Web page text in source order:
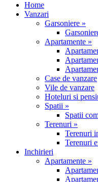
Home
Vanzari
Garsoniere »
Apartamente »
Case de vanzare
Vile de vanzare
Hoteluri si
Spatii »
Spatii
Terenuri »
Terenuri
Terenuri
Inchirieri
Apartamente »